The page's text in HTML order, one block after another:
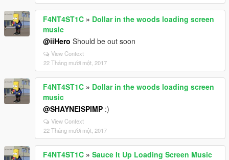
F4NT4ST1C » Dollar in the woods loading screen
music
@iiHero Should be out soon
View Context
22 Tháng mười một, 2017
F4NT4ST1C » Dollar in the woods loading screen
music
@SHAYNEISPIMP :)
View Context
22 Tháng mười một, 2017
F4NT4ST1C » Sauce It Up Loading Screen Music